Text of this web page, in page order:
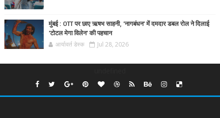
मुंबई : OTT पर छाए ऋषभ साहनी, 'नागबंधन' में दमदार डबल रोल ने दिलाई
'टोटल मेगा विलेन' की पहचान
आर्यावर्त डेस्क Jul 28, 2026